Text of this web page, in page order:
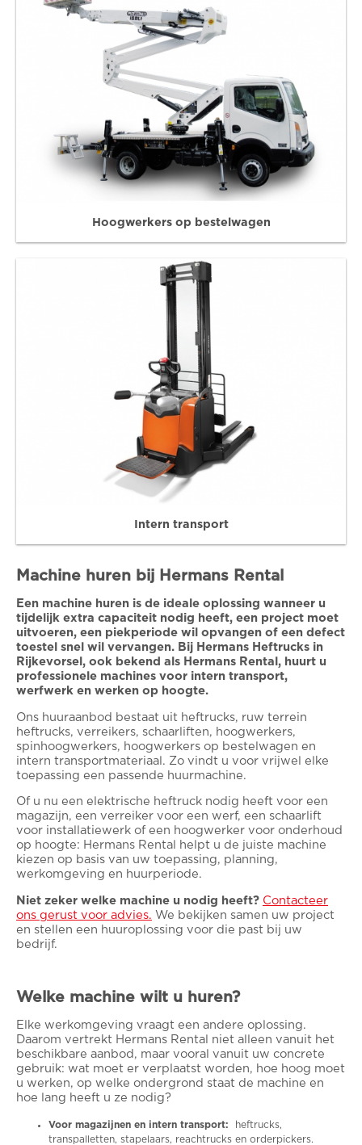
Hoogwerkers op bestelwagen
Intern transport
Machine huren bij Hermans Rental
Een machine huren is de ideale oplossing wanneer u
tijdelijk extra capaciteit nodig heeft, een project moet
uitvoeren, een piekperiode wil opvangen of een defect
toestel snel wil vervangen. Bij Hermans Heftrucks in
Rijkevorsel, ook bekend als Hermans Rental, huurt u
professionele machines voor intern transport,
werfwerk en werken op hoogte.
Ons huuraanbod bestaat uit heftrucks, ruw terrein
heftrucks, verreikers, schaarliften, hoogwerkers,
spinhoogwerkers, hoogwerkers op bestelwagen en
intern transportmateriaal. Zo vindt u voor vrijwel elke
toepassing een passende huurmachine.
Of u nu een elektrische heftruck nodig heeft voor een
magazijn, een verreiker voor een werf, een schaarlift
voor installatiewerk of een hoogwerker voor onderhoud
op hoogte: Hermans Rental helpt u de juiste machine
kiezen op basis van uw toepassing, planning,
werkomgeving en huurperiode.
Niet zeker welke machine u nodig heeft? Contacteer
ons gerust voor advies. We bekijken samen uw project
en stellen een huuroplossing voor die past bij uw
bedrijf.
Welke machine wilt u huren?
Elke werkomgeving vraagt een andere oplossing.
Daarom vertrekt Hermans Rental niet alleen vanuit het
beschikbare aanbod, maar vooral vanuit uw concrete
gebruik: wat moet er verplaatst worden, hoe hoog moet
u werken, op welke ondergrond staat de machine en
hoe lang heeft u ze nodig?
Voor magazijnen en intern transport: heftrucks,
transpalletten, stapelaars, reachtrucks en orderpickers.